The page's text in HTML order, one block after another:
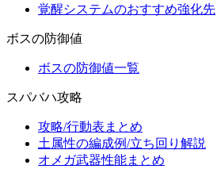
覚醒システムのおすすめ強化先
ボスの防御値
ボスの防御値一覧
スパバハ攻略
攻略/行動表まとめ
土属性の編成例/立ち回り解説
オメガ武器性能まとめ